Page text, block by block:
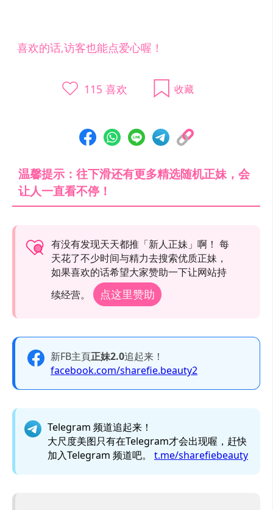
喜欢的话,访客也能点爱心喔！
115 喜欢 收藏
温馨提示：往下滑还有更多精选随机正妹，会
让人一直看不停！
有没有发现天天都推「新人正妹」啊！ 每
天花了不少时间与精力去搜索优质正妹，
如果喜欢的话希望大家赞助一下让网站持
续经营。
点这里赞助
新FB主頁正妹2.0追起来！
facebook.com/sharefie.beauty2
Telegram 频道追起来！
大尺度美图只有在Telegram才会出现喔，赶快
加入Telegram 频道吧。 t.me/sharefiebeauty